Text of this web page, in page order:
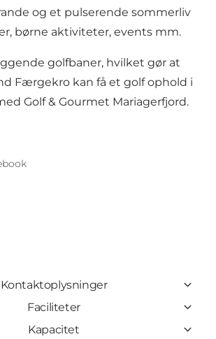
og et pulserende sommerliv
børne aktiviteter, events mm.
golfbaner, hvilket gør at
Færgekro kan få et golf ophold i
Golf & Gourmet Mariagerfjord.
Kontaktoplysninger
Faciliteter
Kapacitet